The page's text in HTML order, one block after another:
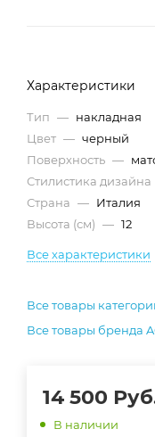
Характеристики
Тип — накладная
Цвет — черный
Поверхность —
Стилистика дизайна
Страна — Италия
Высота (см) — 12
Все характеристики
Все товары
Все товары бренда
14 500
В наличии